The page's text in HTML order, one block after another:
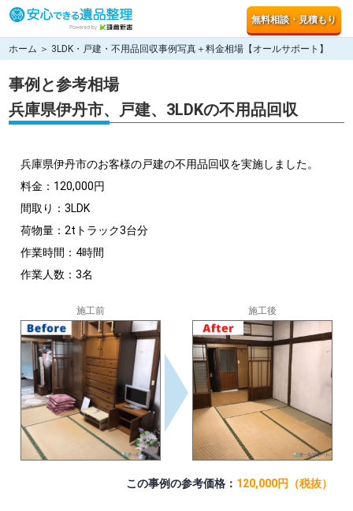
無料相談・見積もり
ホーム ＞ 3LDK・戸建・不用品回収事例写真＋料金相場【オールサポート】
事例と参考相場
兵庫県伊丹市、戸建、3LDKの不用品回収
兵庫県伊丹市のお客様の戸建の不用品回収を実施しました。
料金：120,000円
間取り：3LDK
荷物量：2tトラック3台分
作業時間：4時間
作業人数：3名
施工前 施工後
この事例の参考価格： 120,000円（税抜）